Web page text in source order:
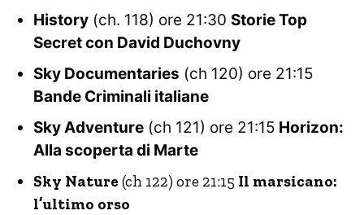
History (ch. 118) ore 21:30 Storie Top
Secret con David Duchovny
Sky Documentaries (ch 120) ore 21:15
Bande Criminali italiane
Sky Adventure (ch 121) ore 21:15 Horizon:
Alla scoperta di Marte
Sky Nature (ch 122) ore 21:15 Il marsicano:
l’ultimo orso